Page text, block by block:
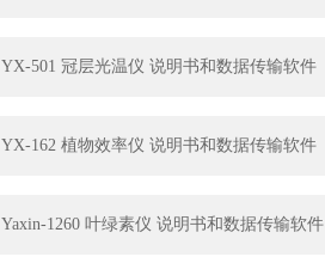
YX-501 冠层光温仪 说明书和数据传输软件
YX-162 植物效率仪 说明书和数据传输软件
Yaxin-1260 叶绿素仪 说明书和数据传输软件